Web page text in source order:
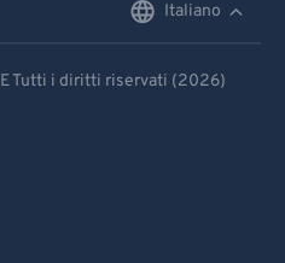
Italiano
E Tutti i diritti riservati (2026)